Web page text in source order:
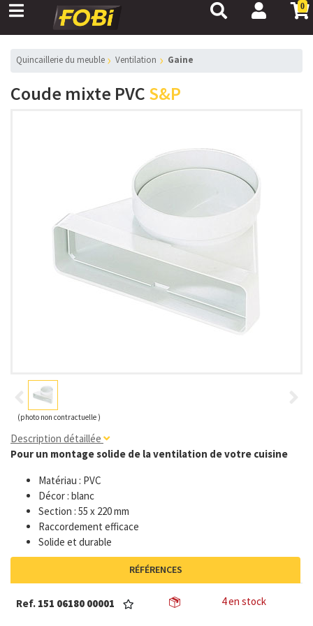
0
Quincaillerie du meuble Ventilation Gaine
Coude mixte PVC S&P
Description détaillée
Pour un montage solide de la ventilation de votre cuisine
Matériau : PVC
Décor : blanc
Section : 55 x 220 mm
Raccordement efficace
Solide et durable
(photo non contractuelle )
RÉFÉRENCES
Ref. 151 06180 00001 4 en stock